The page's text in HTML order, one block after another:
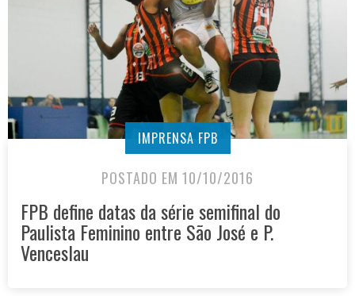
IMPRENSA FPB
POSTADO EM 10/10/2016
FPB define datas da série semifinal do
Paulista Feminino entre São José e P.
Venceslau